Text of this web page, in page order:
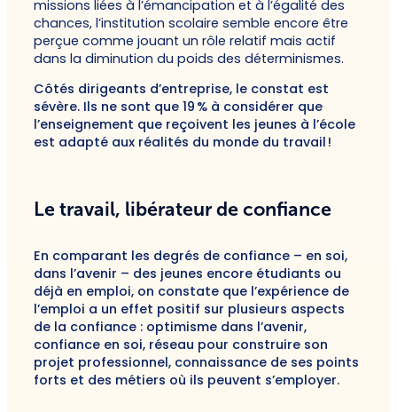
missions liées à l’émancipation et à l’égalité des
chances, l’institution scolaire semble encore être
perçue comme jouant un rôle relatif mais actif
dans la diminution du poids des déterminismes.
Côtés dirigeants d’entreprise, le constat est
sévère. Ils ne sont que 19 % à considérer que
l’enseignement que reçoivent les jeunes à l’école
est adapté aux réalités du monde du travail !
Le travail, libérateur de confiance
En comparant les degrés de confiance – en soi,
dans l’avenir – des jeunes encore étudiants ou
déjà en emploi, on constate que l’expérience de
l’emploi a un effet positif sur plusieurs aspects
de la confiance : optimisme dans l’avenir,
confiance en soi, réseau pour construire son
projet professionnel, connaissance de ses points
forts et des métiers où ils peuvent s’employer.